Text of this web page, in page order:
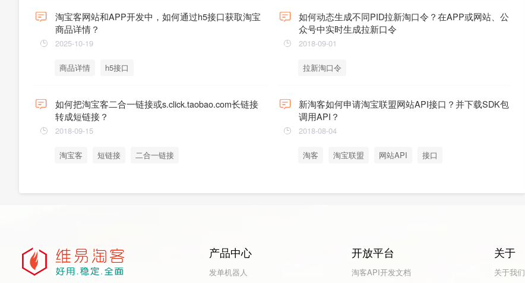
淘宝客网站和APP开发中，如何通过h5接口获取淘宝
商品详情？
2025-10-19
商品详情 h5接口
如何动态生成不同PID拉新淘口令？在APP或网站、公
众号中实时生成拉新口令
2018-09-01
拉新淘口令
如何把淘宝客二合一链接或s.click.taobao.com长链接
转成短链接？
2018-09-15
淘宝客 短链接 二合一链接
新淘客如何申请淘宝联盟网站API接口？并下载SDK包
调用API？
2018-08-04
淘客 淘宝联盟 网站API 接口
产品中心
发单机器人
开放平台
淘客API开发文档
关于
关于我们